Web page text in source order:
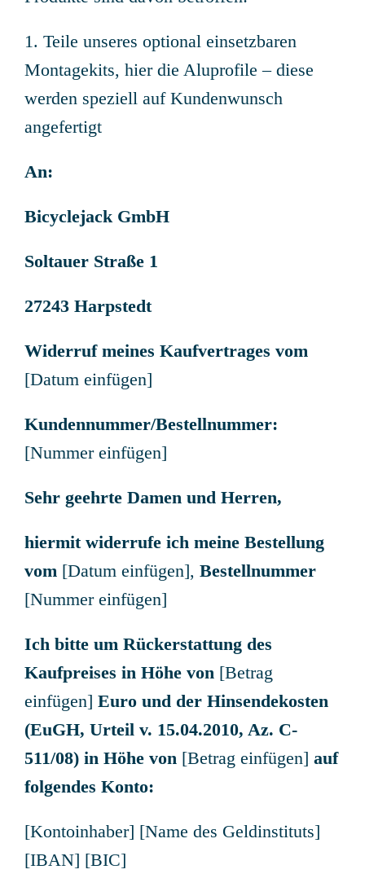
1. Teile unseres optional einsetzbaren
Montagekits, hier die Aluprofile – diese
werden speziell auf Kundenwunsch
angefertigt
An:
Bicyclejack GmbH
Soltauer Straße 1
27243 Harpstedt
Widerruf meines Kaufvertrages vom
[Datum einfügen]
Kundennummer/Bestellnummer:
[Nummer einfügen]
Sehr geehrte Damen und Herren,
hiermit widerrufe ich meine Bestellung
vom [Datum einfügen], Bestellnummer
[Nummer einfügen]
Ich bitte um Rückerstattung des
Kaufpreises in Höhe von[Betrag
einfügen] Euro und der Hinsendekosten
(EuGH, Urteil v. 15.04.2010, Az. C-
511/08) in Höhe von[Betrag einfügen] auf
folgendes Konto:
[Kontoinhaber] [Name des Geldinstituts]
[IBAN] [BIC]